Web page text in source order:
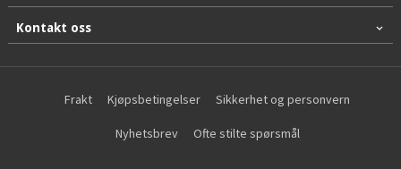
Kontakt oss
Frakt Kjøpsbetingelser Sikkerhet og personvern
Nyhetsbrev Ofte stilte spørsmål